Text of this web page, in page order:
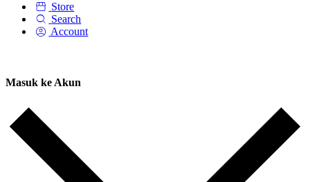
Store
Search
Account
Masuk ke Akun